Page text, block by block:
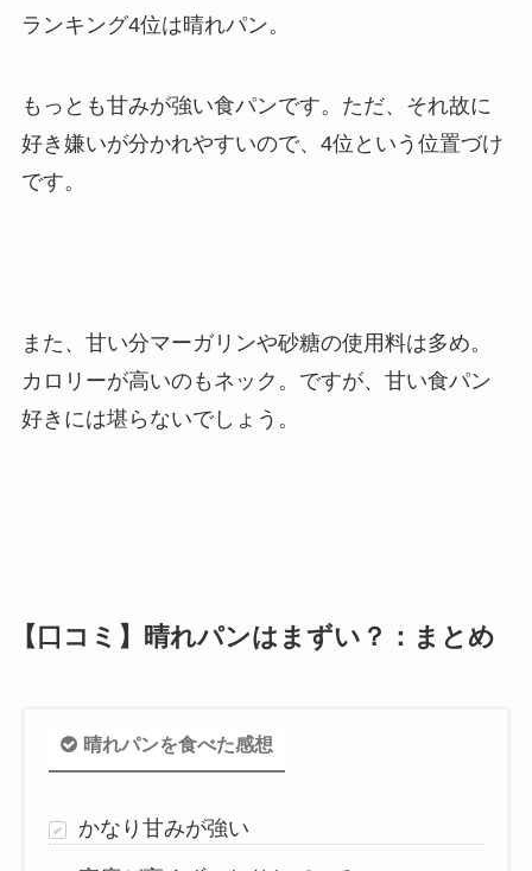
ランキング4位は晴れパン。
もっとも甘みが強い食パンです。ただ、それ故に
好き嫌いが分かれやすいので、4位という位置づけ
です。
また、甘い分マーガリンや砂糖の使用料は多め。
カロリーが高いのもネック。ですが、甘い食パン
好きには堪らないでしょう。
【口コミ】晴れパンはまずい？：まとめ
晴れパンを食べた感想
かなり甘みが強い